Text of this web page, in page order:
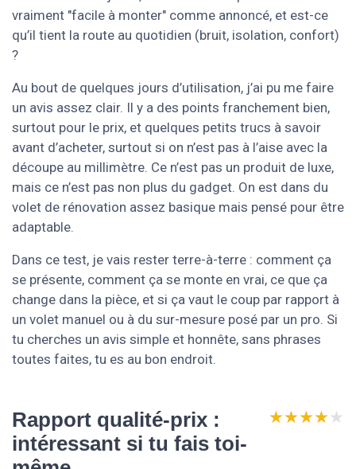
vraiment "facile à monter" comme annoncé, et est-ce
qu’il tient la route au quotidien (bruit, isolation, confort)
?
Au bout de quelques jours d’utilisation, j’ai pu me faire
un avis assez clair. Il y a des points franchement bien,
surtout pour le prix, et quelques petits trucs à savoir
avant d’acheter, surtout si on n’est pas à l’aise avec la
découpe au millimètre. Ce n’est pas un produit de luxe,
mais ce n’est pas non plus du gadget. On est dans du
volet de rénovation assez basique mais pensé pour être
adaptable.
Dans ce test, je vais rester terre-à-terre : comment ça
se présente, comment ça se monte en vrai, ce que ça
change dans la pièce, et si ça vaut le coup par rapport à
un volet manuel ou à du sur-mesure posé par un pro. Si
tu cherches un avis simple et honnête, sans phrases
toutes faites, tu es au bon endroit.
Rapport qualité-prix :
intéressant si tu fais toi-
★★★★★
★★★★★